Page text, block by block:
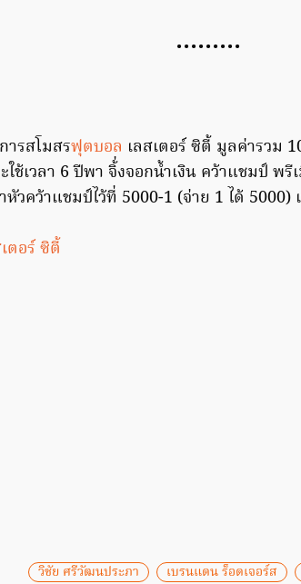
………
รสโมสรฟุตบอล เลสเตอร์ ซิตี้ มูลค่ารวม
ใช้เวลา 6 ปีพา จิ้่งจอกน้ำเงิน คว้าแชมป์ พ
วคว้าแชมป์ไว้ที่ 5000-1 (จ่าย 1 ได้ 5000)
ตอร์ ซิตี้
วิชัย ศรีวัฒนประภา เบรนแดน ร็อดเจอร์ส